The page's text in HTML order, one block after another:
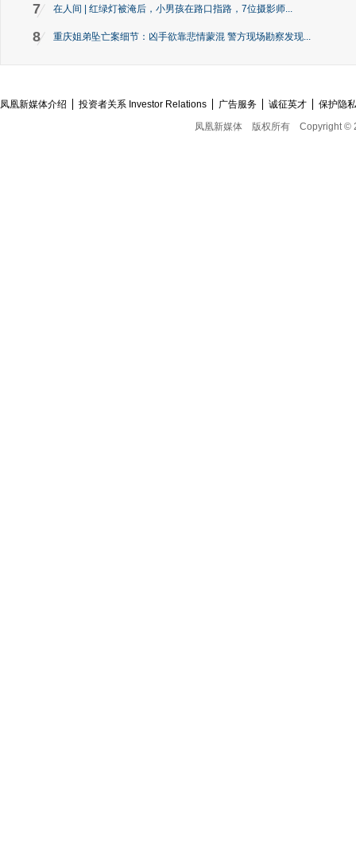
7 在人间 | 红绿灯被淹后，小男孩在路口指路，7位摄影师...
8 重庆姐弟坠亡案细节：凶手欲靠悲情蒙混 警方现场勘察发现...
凤凰新媒体介绍 投资者关系 Investor Relations 广告服务 诚征英才
保护隐
凤凰新媒体
版权所有 Copyright ©